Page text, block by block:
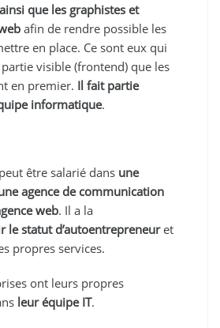
que les graphistes et
afin de rendre possible les
en place. Ce sont eux qui
visible (frontend) que les
en premier. Il fait partie
informatique.
être salarié dans une
agence de communication
web. Il a la
le statut d’autoentrepreneuret
propres services.
ont leurs propres
leur équipe IT.